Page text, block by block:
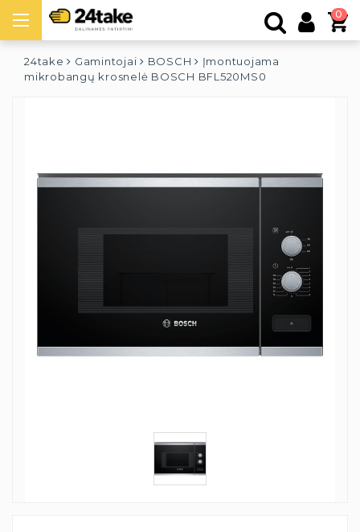
0
24take Gamintojai BOSCH
Įmontuojama
mikrobangų krosnelė BOSCH BFL520MS0